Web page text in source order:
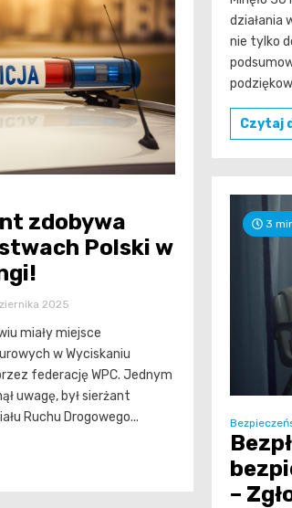
zdobywa
Polski w
2025
miały miejsce
w Wyciskaniu
federację WPC. Jednym
uwagę, był sierżant
Ruchu Drogowego...
działania
nie tylko
Czytaj
3
–